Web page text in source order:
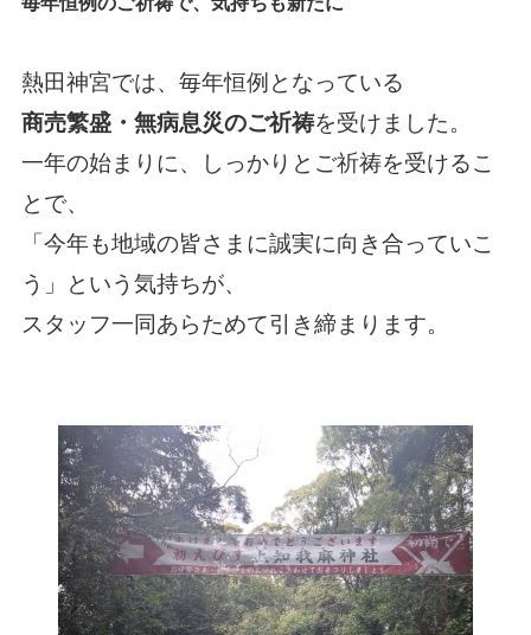
熱田神宮では、毎年恒例となっている
商売繁盛・無病息災のご祈祷を受けました。
一年の始まりに、しっかりとご祈祷を受けるこ
とで、
「今年も地域の皆さまに誠実に向き合っていこ
う」という気持ちが、
スタッフ一同あらためて引き締まります。